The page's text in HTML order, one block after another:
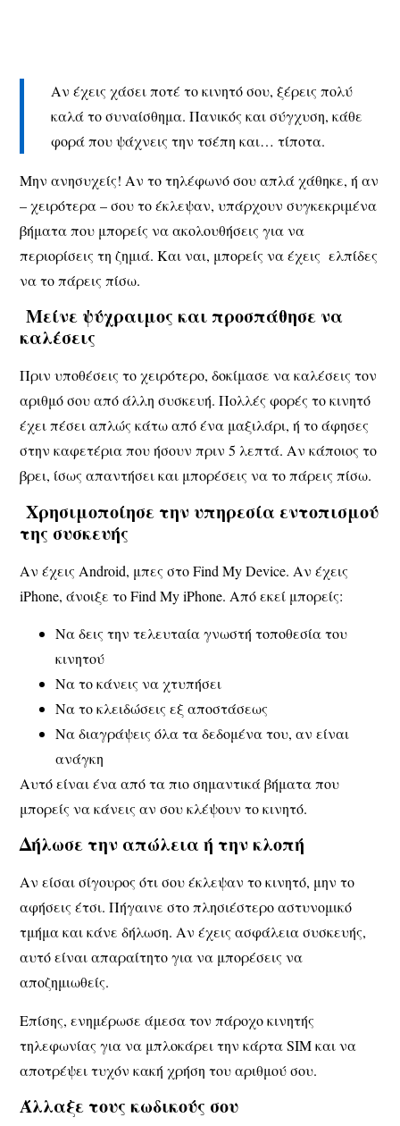
Αν έχεις χάσει ποτέ το κινητό σου, ξέρεις πολύ
καλά το συναίσθημα. Πανικός και σύγχυση, κάθε
φορά που ψάχνεις την τσέπη και… τίποτα.
Μην ανησυχείς! Αν το τηλέφωνό σου απλά χάθηκε, ή αν
– χειρότερα – σου το έκλεψαν, υπάρχουν συγκεκριμένα
βήματα που μπορείς να ακολουθήσεις για να
περιορίσεις τη ζημιά. Και ναι, μπορείς να έχεις ελπίδες
να το πάρεις πίσω.
Μείνε ψύχραιμος και προσπάθησε να
καλέσεις
Πριν υποθέσεις το χειρότερο, δοκίμασε να καλέσεις τον
αριθμό σου από άλλη συσκευή. Πολλές φορές το κινητό
έχει πέσει απλώς κάτω από ένα μαξιλάρι, ή το άφησες
στην καφετέρια που ήσουν πριν 5 λεπτά. Αν κάποιος το
βρει, ίσως απαντήσει και μπορέσεις να το πάρεις πίσω.
Χρησιμοποίησε την υπηρεσία εντοπισμού
της συσκευής
Αν έχεις Android, μπες στο Find My Device. Αν έχεις
iPhone, άνοιξε το Find My iPhone. Από εκεί μπορείς:
Να δεις την τελευταία γνωστή τοποθεσία του
κινητού
Να το κάνεις να χτυπήσει
Να το κλειδώσεις εξ αποστάσεως
Να διαγράψεις όλα τα δεδομένα του, αν είναι
ανάγκη
Αυτό είναι ένα από τα πιο σημαντικά βήματα που
μπορείς να κάνειςαν σου κλέψουν το κινητό.
Δήλωσε την απώλεια ή την κλοπή
Αν είσαι σίγουρος ότι σου έκλεψαν το κινητό, μην το
αφήσεις έτσι. Πήγαινε στο πλησιέστερο αστυνομικό
τμήμα και κάνε δήλωση. Αν έχεις ασφάλεια συσκευής,
αυτό είναι απαραίτητο για να μπορέσεις να
αποζημιωθείς.
Επίσης, ενημέρωσε άμεσα τον πάροχο κινητής
τηλεφωνίας για να μπλοκάρει την κάρτα SIM και να
αποτρέψει τυχόν κακή χρήση του αριθμού σου.
Άλλαξε τους κωδικούς σου